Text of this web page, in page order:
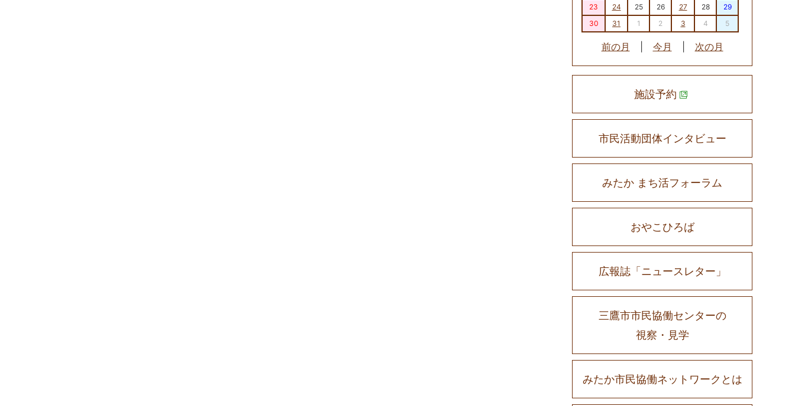
23
24 25 26 27 28
29
30
31 1 2 3 4 5
前の月 今月 次の月
施設予約
市民活動団体インタビュー
みたか まち活フォーラム
おやこひろば
広報誌「ニュースレター」
三鷹市市民協働センターの
視察・見学
みたか市民協働ネットワークとは